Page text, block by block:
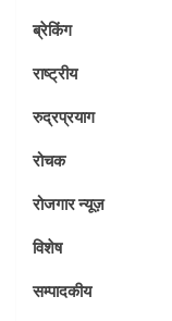
ब्रेकिंग
राष्ट्रीय
रुद्रप्रयाग
रोचक
रोजगार न्यूज़
विशेष
सम्पादकीय